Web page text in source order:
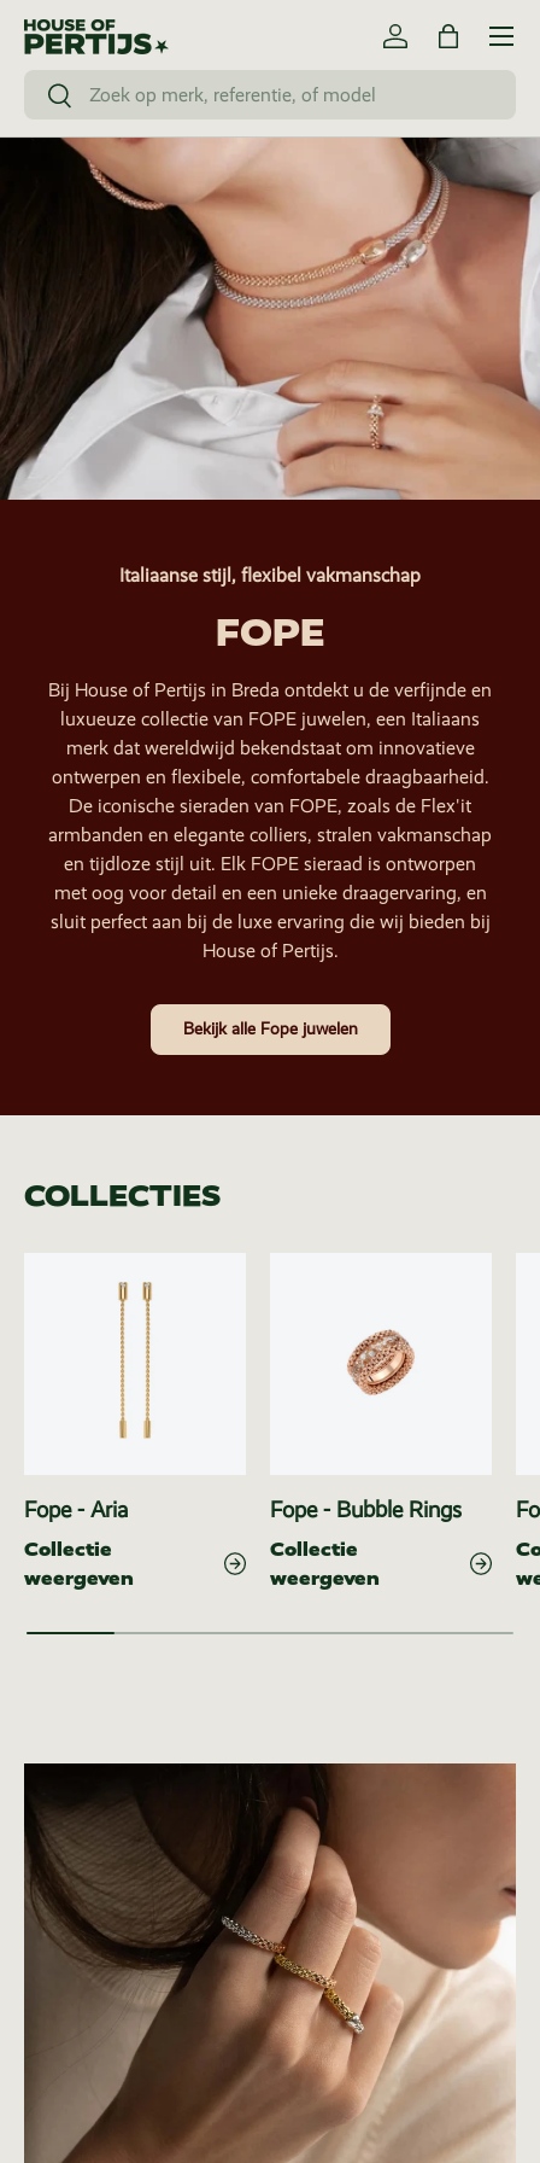
Ga naar inhoud
Zoeken
Zoeken
Inloggen
Tas
Menu
Italiaanse stijl, flexibel vakmanschap
FOPE
Bij House of Pertijs in Breda ontdekt u de verfijnde en
luxueuze collectie van FOPE juwelen, een Italiaans
merk dat wereldwijd bekendstaat om innovatieve
ontwerpen en flexibele, comfortabele draagbaarheid.
De iconische sieraden van FOPE, zoals de Flex'it
armbanden en elegante colliers, stralen vakmanschap
en tijdloze stijl uit. Elk FOPE sieraad is ontworpen
met oog voor detail en een unieke draagervaring, en
sluit perfect aan bij de luxe ervaring die wij bieden bij
House of Pertijs.
Bekijk alle Fope juwelen
COLLECTIES
Fope - Aria
Collectie
weergeven
Fope - Bubble Rings
Collectie
weergeven